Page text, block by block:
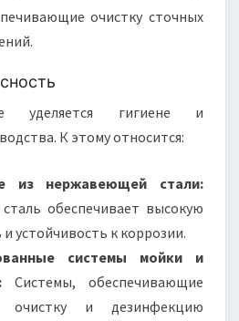
очистку сточных
уделяется гигиене и
К этому относится:
из нержавеющей стали:
обеспечивает высокую
устойчивость к коррозии.
системы мойки и
Системы, обеспечивающие
очистку и дезинфекцию